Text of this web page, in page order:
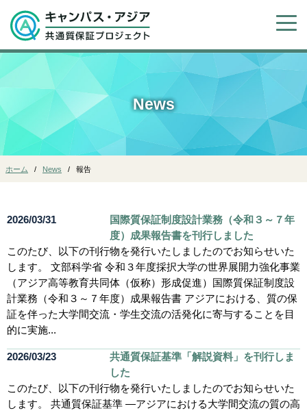
News
ホーム News 報告
2026/03/31
国際質保証制度設計業務（令和３～７年
度）成果報告書を刊行しました
このたび、以下の刊行物を発行いたしましたのでお知らせいた
します。 文部科学省 令和３年度採択大学の世界展開力強化事業
（アジア高等教育共同体（仮称）形成促進）国際質保証制度設
計業務（令和３～７年度）成果報告書 アジアにおける、質の保
証を伴った大学間交流・学生交流の活発化に寄与することを目
的に実施...
2026/03/23
共通質保証基準「解説資料」を刊行しま
した
このたび、以下の刊行物を発行いたしましたのでお知らせいた
します。 共通質保証基準 ―アジアにおける大学間交流の質の高